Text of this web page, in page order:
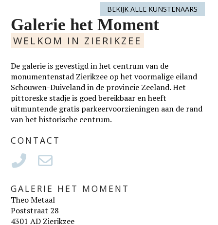
BEKIJK ALLE KUNSTENAARS
Galerie het Moment
WELKOM IN ZIERIKZEE
De galerie is gevestigd in het centrum van de
monumentenstad Zierikzee op het voormalige eiland
Schouwen-Duiveland in de provincie Zeeland. Het
pittoreske stadje is goed bereikbaar en heeft
uitmuntende gratis parkeervoorzieningen aan de rand
van het historische centrum.
CONTACT
GALERIE HET MOMENT
Theo Metaal
Poststraat 28
4301 AD Zierikzee